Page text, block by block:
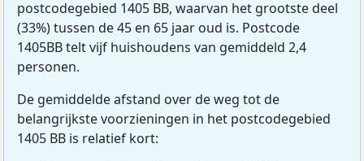
postcodegebied 1405 BB, waarvan het grootste deel
(33%) tussen de 45 en 65 jaar oud is. Postcode
1405BB telt vijf huishoudens van gemiddeld 2,4
personen.
De gemiddelde afstand over de weg tot de
belangrijkste voorzieningen in het postcodegebied
1405 BB is relatief kort: